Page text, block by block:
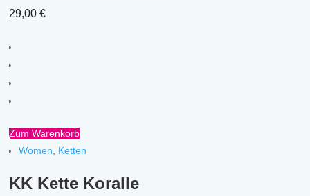
29,00€
Zum Warenkorb
Women
Ketten
KK Kette Koralle